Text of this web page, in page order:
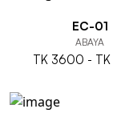
EC-01
ABAYA
TK 3600 -